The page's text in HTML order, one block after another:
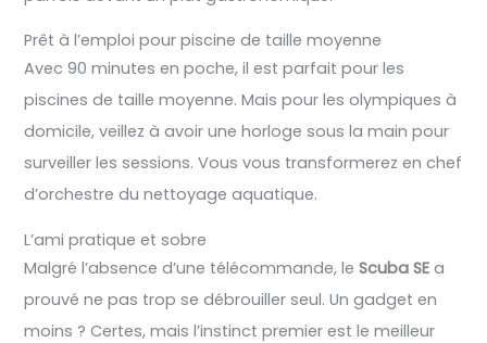
Prêt à l’emploi pour piscine de taille moyenne
Avec 90 minutes en poche, il est parfait pour les
piscines de taille moyenne. Mais pour les olympiques à
domicile, veillez à avoir une horloge sous la main pour
surveiller les sessions. Vous vous transformerez en chef
d’orchestre du nettoyage aquatique.
L’ami pratique et sobre
Malgré l’absence d’une télécommande, leScuba SE a
prouvé ne pas trop se débrouiller seul. Un gadget en
moins ? Certes, mais l’instinct premier est le meilleur